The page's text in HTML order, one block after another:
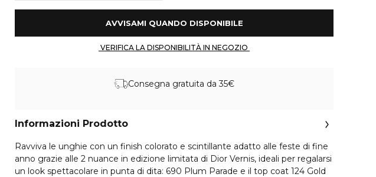
Consegna gratuita da 35€
Informazioni Prodotto
Ravviva le unghie con un finish colorato e scintillante adatto alle feste di fine
anno grazie alle 2 nuance in edizione limitata di Dior Vernis, ideali per regalarsi
un look spettacolare in punta di dita: 690 Plum Parade e il top coat 124 Gold